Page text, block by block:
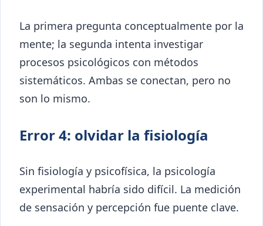
La primera pregunta conceptualmente por la
mente; la segunda intenta investigar
procesos psicológicos con métodos
sistemáticos. Ambas se conectan, pero no
son lo mismo.
Error 4: olvidar la fisiología
Sin fisiología y psicofísica, la psicología
experimental habría sido difícil. La medición
de sensación y percepción fue puente clave.